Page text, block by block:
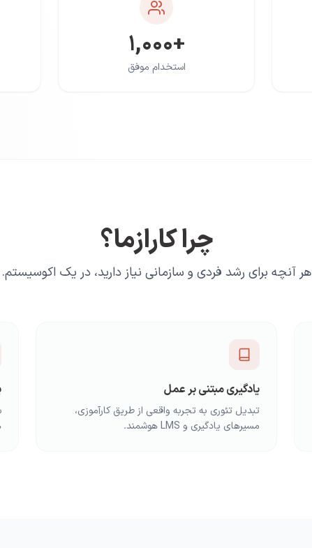
+۱,۰۰۰
استخدام موفق
چرا کارازما؟
هر آنچه برای رشد فردی و سازمانی نیاز دارید، در یک اکوسیستم.
یادگیری مبتنی بر عمل
تبدیل تئوری به تجربه واقعی از طریق کارآموزی،
مسیرهای یادگیری و LMS هوشمند.